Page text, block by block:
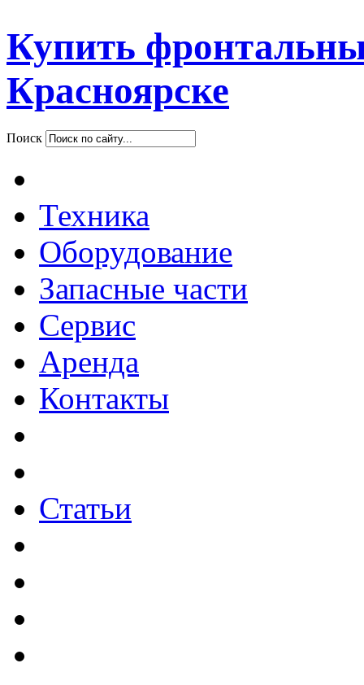
Купить
Красноярске
Поиск
Техника
Оборудование
Запасные части
Сервис
Аренда
Контакты
Статьи